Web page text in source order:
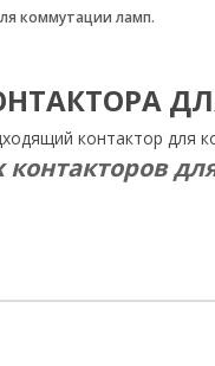
коммутации ламп.
контактор для